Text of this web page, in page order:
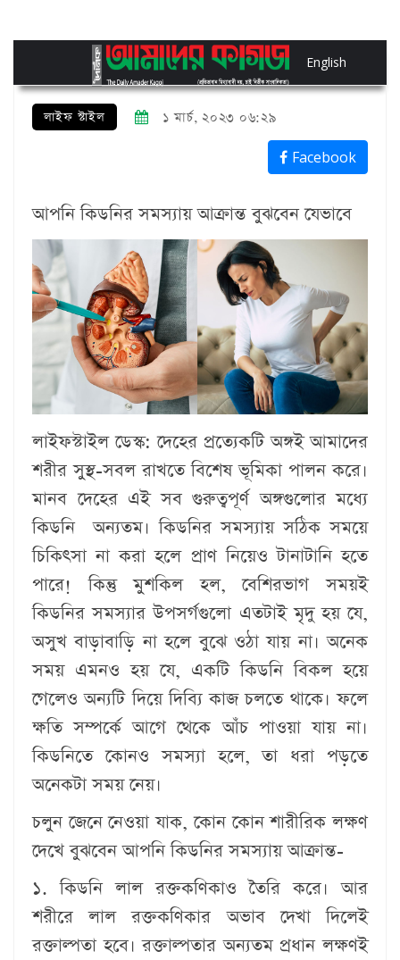
English
লাইফ স্টাইল ১ মার্চ, ২০২৩ ০৬:২৯
Facebook
আপনি কিডনির সমস্যায় আক্রান্ত বুঝবেন যেভাবে
লাইফস্টাইল ডেস্ক: দেহের প্রত্যেকটি অঙ্গই আমাদের
শরীর সুস্থ-সবল রাখতে বিশেষ ভূমিকা পালন করে।
মানব দেহের এই সব গুরুত্বপূর্ণ অঙ্গগুলোর মধ্যে
কিডনি অন্যতম। কিডনির সমস্যায় সঠিক সময়ে
চিকিৎসা না করা হলে প্রাণ নিয়েও টানাটানি হতে
পারে! কিন্তু মুশকিল হল, বেশিরভাগ সময়ই
কিডনির সমস্যার উপসর্গগুলো এতটাই মৃদু হয় যে,
অসুখ বাড়াবাড়ি না হলে বুঝে ওঠা যায় না। অনেক
সময় এমনও হয় যে, একটি কিডনি বিকল হয়ে
গেলেও অন্যটি দিয়ে দিব্যি কাজ চলতে থাকে। ফলে
ক্ষতি সম্পর্কে আগে থেকে আঁচ পাওয়া যায় না।
কিডনিতে কোনও সমস্যা হলে, তা ধরা পড়তে
অনেকটা সময় নেয়।
চলুন জেনে নেওয়া যাক, কোন কোন শারীরিক লক্ষণ
দেখে বুঝবেন আপনি কিডনির সমস্যায় আক্রান্ত-
১. কিডনি লাল রক্তকণিকাও তৈরি করে। আর
শরীরে লাল রক্তকণিকার অভাব দেখা দিলেই
রক্তাল্পতা হবে। রক্তাল্পতার অন্যতম প্রধান লক্ষণই